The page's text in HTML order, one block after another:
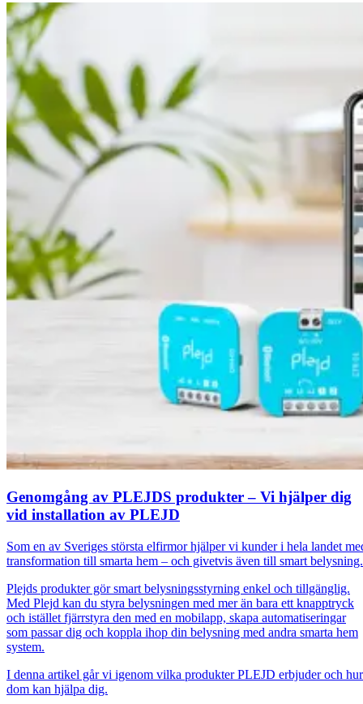
Genomgång av PLEJDS produkter – Vi hjälper dig
vid installation av PLEJD
Som en av Sveriges största elfirmor hjälper vi kunder i hela landet
transformation till smarta hem – och givetvis även till smart
Plejds produkter gör smart belysningsstyrning enkel och tillgänglig.
Med Plejd kan du styra belysningen med mer än bara ett knapptryck
och istället fjärrstyra den med en mobilapp, skapa automatiseringar
som passar dig och koppla ihop din belysning med andra smarta hem
system.
I denna artikel går vi igenom vilka produkter PLEJD erbjuder och hur
dom kan hjälpa dig.